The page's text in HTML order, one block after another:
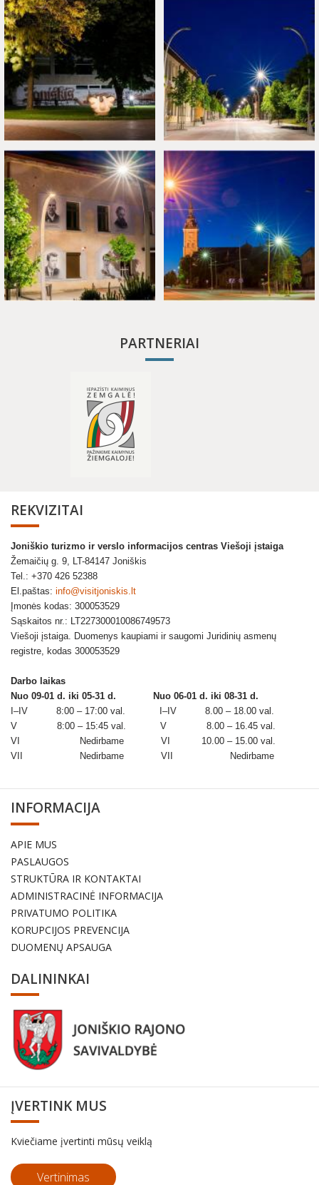
PARTNERIAI
REKVIZITAI
Joniškio turizmo ir verslo informacijos centras Viešoji įstaiga
Žemaičių g. 9, LT-84147 Joniškis
Tel.: +370 426 52388
El.paštas: info@visitjoniskis.lt
Įmonės kodas: 300053529
Sąskaitos nr.: LT227300010086749573
Viešoji įstaiga. Duomenys kaupiami ir saugomi Juridinių asmenų
registre, kodas 300053529
Darbo laikas
Nuo 09-01 d. iki 05-31 d.
Nuo 06-01 d. iki 08-31 d.
I–IV 8:00 – 17:00 val. I–IV 8.00 – 18.00 val.
V 8:00 – 15:45 val. V 8.00 – 16.45 val.
VI Nedirbame VI 10.00 – 15.00 val.
VII Nedirbame VII Nedirbame
INFORMACIJA
APIE MUS
PASLAUGOS
STRUKTŪRA IR KONTAKTAI
ADMINISTRACINĖ INFORMACIJA
PRIVATUMO POLITIKA
KORUPCIJOS PREVENCIJA
DUOMENŲ APSAUGA
DALININKAI
ĮVERTINK MUS
Kviečiame įvertinti mūsų veiklą
Vertinimas